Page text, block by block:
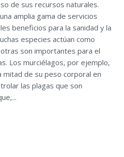
de sus recursos naturales.
amplia gama de servicios
beneficios para la sanidad y la
especies actúan como
son importantes para el
Los murciélagos, por ejemplo,
mitad de su peso corporal en
las plagas que son